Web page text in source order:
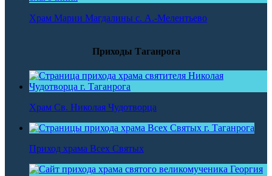
Храм Марии Магдалины с. А.-Мелентьево
Приходы Таганрога
Храм Св. Николая Чудотворца
Приход храма Всех Святых